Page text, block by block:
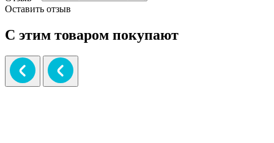
Оставить отзыв
С этим товаром покупают